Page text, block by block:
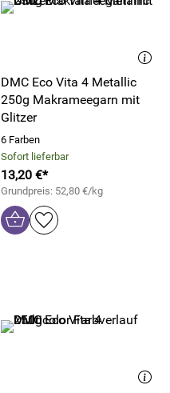
DMC Eco Vita 4 Metallic
250g Makrameegarn mit
Glitzer
6 Farben
Sofort lieferbar
13,20 €*
Grundpreis: 52,80 €/kg